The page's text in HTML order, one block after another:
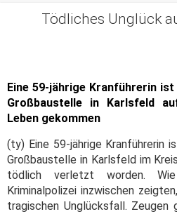
Tödliches Unglück
Eine 59-jährige Kranführerin
Großbaustelle in Karlsfeld
Leben gekommen
(ty) Eine 59-jährige Kranführerin
Großbaustelle in Karlsfeld im
tödlich verletzt worden.
Kriminalpolizei inzwischen
tragischen Unglücksfall.